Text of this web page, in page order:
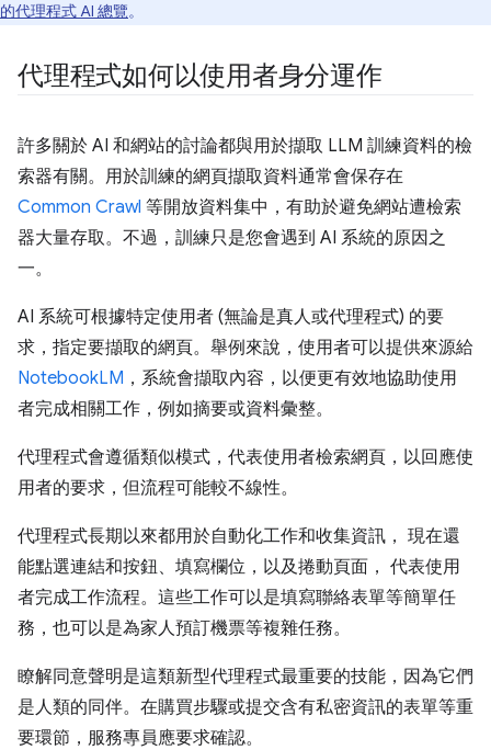
的代理程式 AI 總覽。
代理程式如何以使用者身分運作
許多關於 AI 和網站的討論都與用於擷取 LLM 訓練資料的檢
索器有關。用於訓練的網頁擷取資料通常會保存在
Common Crawl 等開放資料集中，有助於避免網站遭檢索
器大量存取。不過，訓練只是您會遇到 AI 系統的原因之
一。
AI 系統可根據特定使用者 (無論是真人或代理程式) 的要
求，指定要擷取的網頁。舉例來說，使用者可以提供來源給
NotebookLM ，系統會擷取內容，以便更有效地協助使用
者完成相關工作，例如摘要或資料彙整。
代理程式會遵循類似模式，代表使用者檢索網頁，以回應使
用者的要求，但流程可能較不線性。
代理程式長期以來都用於自動化工作和收集資訊， 現在還
能點選連結和按鈕、填寫欄位，以及捲動頁面， 代表使用
者完成工作流程。這些工作可以是填寫聯絡表單等簡單任
務，也可以是為家人預訂機票等複雜任務。
瞭解同意聲明是這類新型代理程式最重要的技能，因為它們
是人類的同伴。在購買步驟或提交含有私密資訊的表單等重
要環節，服務專員應要求確認。